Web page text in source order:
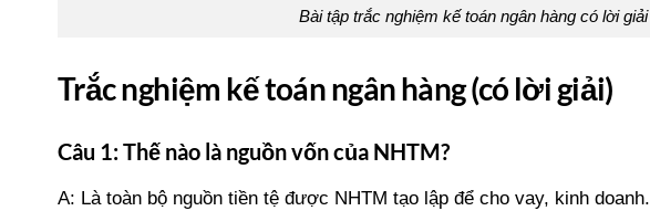
Bài tập trắc nghiệm kế toán ngân hàng có lời giải
Trắc nghiệm kế toán ngân hàng (có lời giải)
Câu 1: Thế nào là nguồn vốn của NHTM?
A: Là toàn bộ nguồn tiền tệ được NHTM tạo lập để cho vay, kinh doanh.